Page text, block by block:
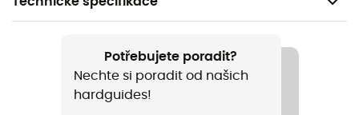
Potřebujete poradit?
Nechte si poradit od našich
hardguides!